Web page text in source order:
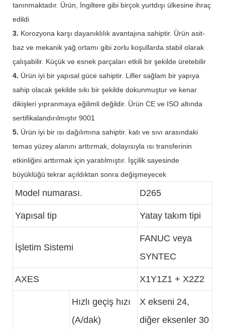
tanınmaktadır. Ürün, İngiltere gibi birçok yurtdışı ülkesine ihraç
edildi
3. Korozyona karşı dayanıklılık avantajına sahiptir. Ürün asit-
baz ve mekanik yağ ortamı gibi zorlu koşullarda stabil olarak
çalışabilir. Küçük ve esnek parçaları etkili bir şekilde üretebilir
4. Ürün iyi bir yapısal güce sahiptir. Lifler sağlam bir yapıya
sahip olacak şekilde sıkı bir şekilde dokunmuştur ve kenar
dikişleri yıpranmaya eğilimli değildir. Ürün CE ve ISO altında
sertifikalandırılmıştır 9001
5. Ürün iyi bir ısı dağılımına sahiptir. katı ve sıvı arasındaki
temas yüzey alanını arttırmak, dolayısıyla ısı transferinin
etkinliğini arttırmak için yaratılmıştır. İşçilik sayesinde
büyüklüğü tekrar açıldıktan sonra değişmeyecek
Model numarası. D265
Yapısal tip Yatay takım tipi
İşletim Sistemi
FANUC veya
SYNTEC
AXES X1Y1Z1 + X2Z2
Hızlı geçiş hızı
(A/dak)
X ekseni 24,
diğer eksenler 30